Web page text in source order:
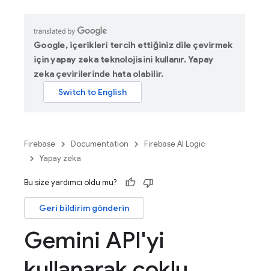
Google, içerikleri tercih ettiğiniz dile çevirmek
için yapay zeka teknolojisini kullanır. Yapay
zeka çevirilerinde hata olabilir.
Firebase Documentation
Firebase AI Logic
Yapay zeka
Bu size yardımcı oldu mu?
Geri bildirim gönderin
Gemini API'yi